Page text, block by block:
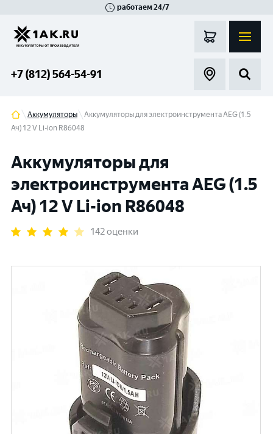
работаем 24/7
+7 (812) 564-54-91
Аккумуляторы
Аккумуляторы для электроинструмента AEG (1.5
Ач) 12 V Li-ion R86048
Аккумуляторы для
электроинструмента AEG (1.5
Ач) 12 V Li-ion R86048
142 оценки
Гатчина